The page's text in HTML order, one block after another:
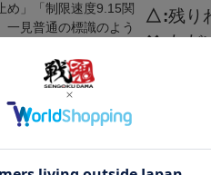
め」「制限速度9.15関
見普通の標識のよう
くデザインしまし
△ 残り
✕ ただ
商品につ